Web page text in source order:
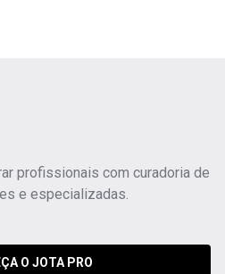
profissionais com curadoria de
e especializadas.
O JOTA PRO